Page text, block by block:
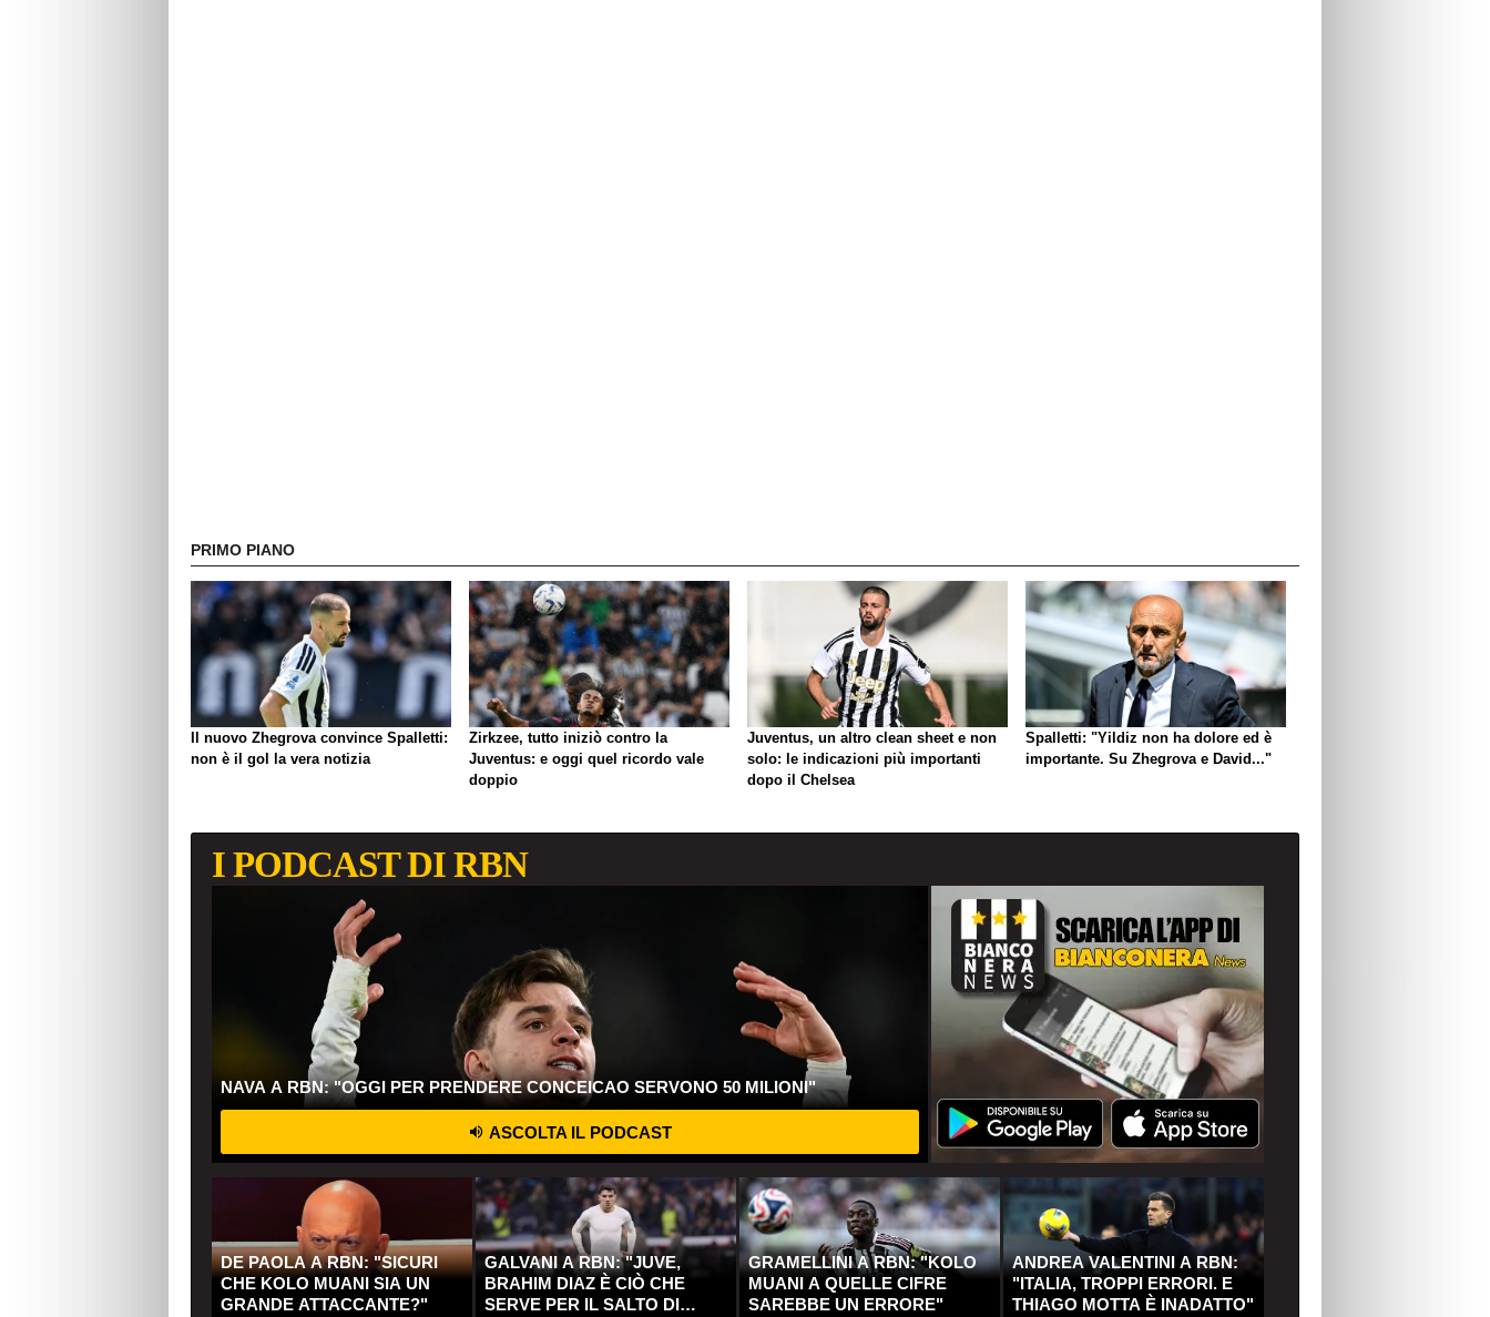
PRIMO PIANO
Il nuovo Zhegrova convince Spalletti:
non è il gol la vera notizia
Zirkzee, tutto iniziò contro la
Juventus: e oggi quel ricordo vale
doppio
Juventus, un altro clean sheet e non
solo: le indicazioni più importanti
dopo il Chelsea
Spalletti: "Yildiz non ha dolore ed è
importante. Su Zhegrova e David..."
I PODCAST DI RBN
NAVA A RBN: "OGGI PER PRENDERE CONCEICAO SERVONO 50 MILIONI"
ASCOLTA IL PODCAST
DE PAOLA A RBN: "SICURI
CHE KOLO MUANI SIA UN
GRANDE ATTACCANTE?"
GALVANI A RBN: "JUVE,
BRAHIM DIAZ È CIÒ CHE
SERVE PER IL SALTO DI
GRAMELLINI A RBN: "KOLO
MUANI A QUELLE CIFRE
SAREBBE UN ERRORE"
ANDREA VALENTINI A RBN:
"ITALIA, TROPPI ERRORI. E
THIAGO MOTTA È INADATTO"